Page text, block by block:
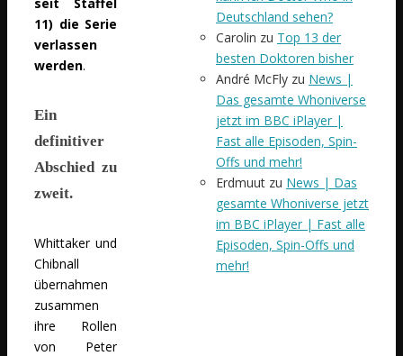
seit Staffel
11) die Serie
verlassen
werden.
Ein
definitiver
Abschied zu
zweit.
Whittaker und
Chibnall
übernahmen
zusammen
ihre Rollen
von Peter
Deutschland sehen?
Carolin zu Top 13 der
besten Doktoren bisher
André McFly zu News |
Das gesamte Whoniverse
jetzt im BBC iPlayer |
Fast alle Episoden, Spin-
Offs und mehr!
Erdmuut zu News | Das
gesamte Whoniverse jetzt
im BBC iPlayer | Fast alle
Episoden, Spin-Offs und
mehr!